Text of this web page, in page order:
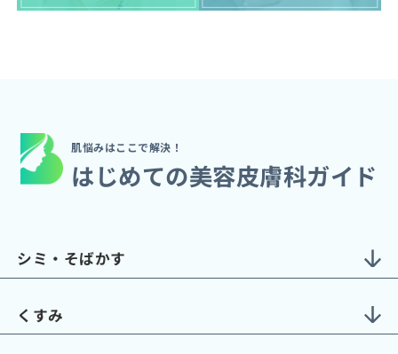
肌悩みはここで解決！
はじめての美容皮膚科ガイド
シミ・そばかす
くすみ